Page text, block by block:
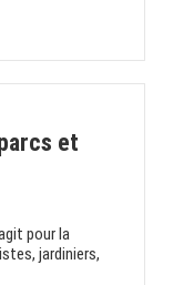
et
pour la
jardiniers,